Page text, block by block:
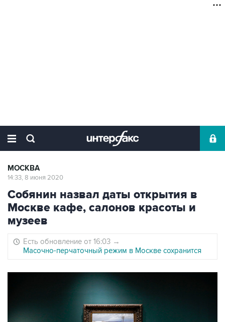
МОСКВА
14:33, 8 июня 2020
Собянин назвал даты открытия в
Москве кафе, салонов красоты и
музеев
Есть обновление от 16:03 →
Масочно-перчаточный режим в Москве сохранится